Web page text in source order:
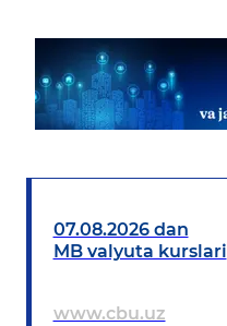
07.08.2026 dan
MB valyuta kurslari
www.cbu.uz